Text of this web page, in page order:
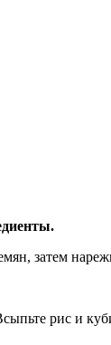
затем
рис и